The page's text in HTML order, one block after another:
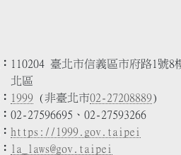
110204 臺北市信義區市府路1號8
北區
1999 (非臺北市02-27208889)
02-27596695、02-27593266
https://1999.gov.taipei
la_laws@gov.taipei